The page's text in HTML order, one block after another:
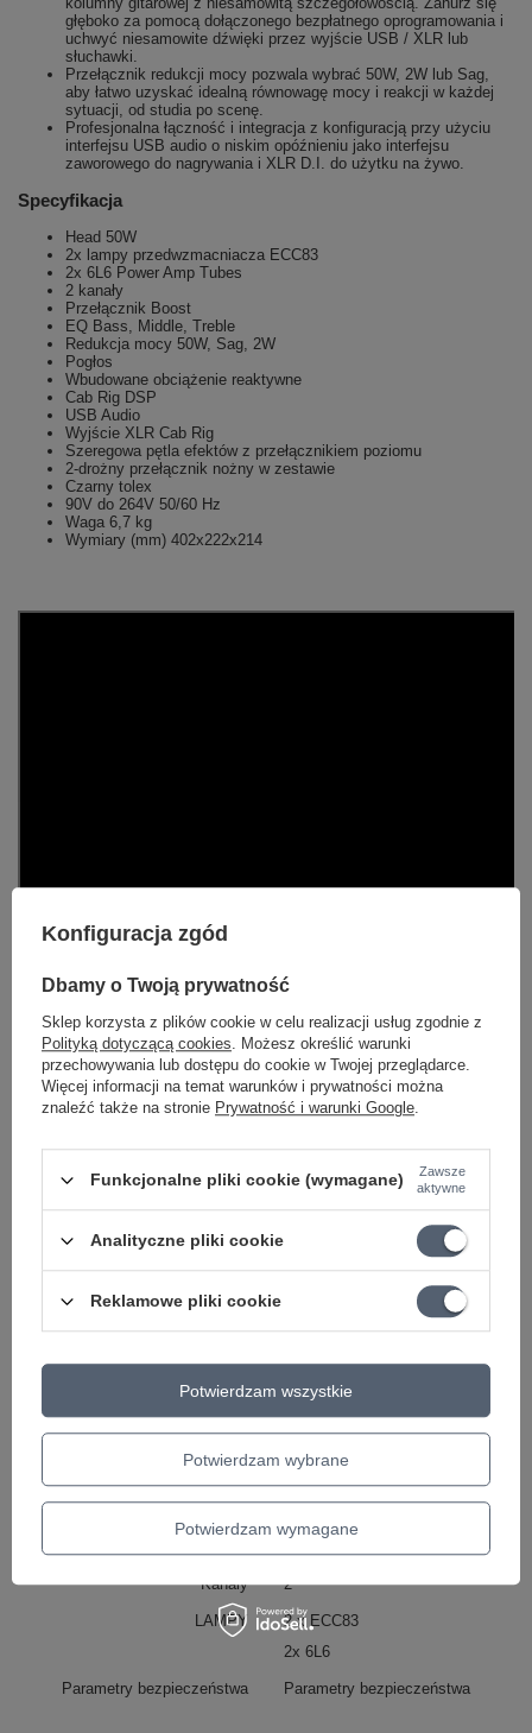
głęboko za pomocą dołączonego bezpłatnego oprogramowania i
uchwyć niesamowite dźwięki przez wyjście USB / XLR lub
słuchawki.
Przełącznik redukcji mocy pozwala wybrać 50W, 2W lub Sag,
aby łatwo uzyskać idealną równowagę mocy i reakcji w każdej
sytuacji, od studia po scenę.
Profesjonalna łączność i integracja z konfiguracją przy użyciu
interfejsu USB audio o niskim opóźnieniu jako interfejsu
zaworowego do nagrywania i XLR D.I. do użytku na żywo.
Specyfikacja
Head 50W
2x lampy przedwzmacniacza ECC83
2x 6L6 Power Amp Tubes
2 kanały
Przełącznik Boost
EQ Bass, Middle, Treble
Redukcja mocy 50W, Sag, 2W
Pogłos
Wbudowane obciążenie reaktywne
Cab Rig DSP
USB Audio
Wyjście XLR Cab Rig
Szeregowa pętla efektów z przełącznikiem poziomu
2-drożny przełącznik nożny w zestawie
Czarny tolex
90V do 264V 50/60 Hz
Waga 6,7 kg
Wymiary (mm) 402x222x214
Blacksrat St. James 50 6L6H
Blacksrat St. James 50 6L6H
Marka Blackstar
Podmiot odpowiedzialny za ten
Sound Service GmbH
Kanały 2
LAMPY
2 x ECC83
2x 6L6
Parametry bezpieczeństwa Parametry bezpieczeństwa
Konfiguracja zgód
Dbamy o Twoją prywatność
Sklep korzysta z plików cookie w celu realizacji usług zgodnie z
Polityką dotyczącą cookies. Możesz określić warunki
przechowywania lub dostępu do cookie w Twojej przeglądarce.
Więcej informacji na temat warunków i prywatności można
znaleźć także na stronie Prywatność i warunki Google.
Funkcjonalne pliki cookie (wymagane)
Zawsze
aktywne
Analityczne pliki cookie
Reklamowe pliki cookie
Potwierdzam wybrane
Potwierdzam wymagane
Potwierdzam wszystkie